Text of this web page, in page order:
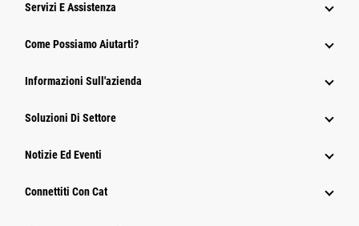
Servizi E Assistenza
Come Possiamo Aiutarti?
Informazioni Sull'azienda
Soluzioni Di Settore
Notizie Ed Eventi
Connettiti Con Cat